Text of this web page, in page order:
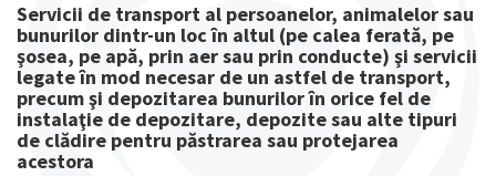
Servicii de transport al persoanelor, animalelor sau
bunurilor dintr-un loc în altul (pe calea ferată, pe
şosea, pe apă, prin aer sau prin conducte) şi servicii
legate în mod necesar de un astfel de transport,
precum şi depozitarea bunurilor în orice fel de
instalaţie de depozitare, depozite sau alte tipuri
de clădire pentru păstrarea sau protejarea
acestora